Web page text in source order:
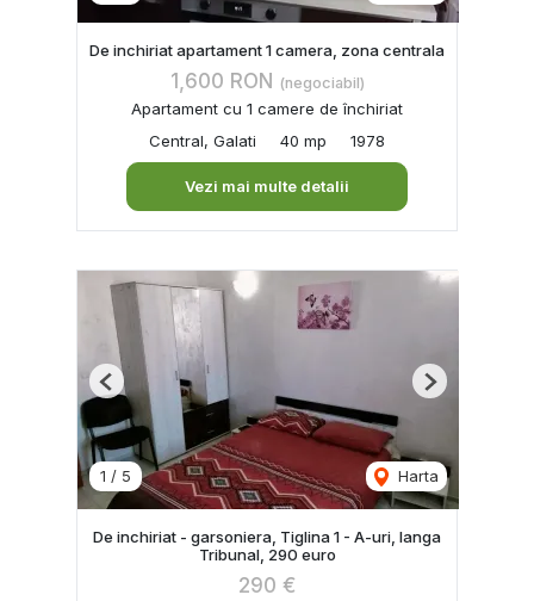
De inchiriat apartament 1 camera, zona centrala
1,600 RON (negociabil)
Apartament cu 1 camere de închiriat
Central, Galati
40 mp 1978
Vezi mai multe detalii
1 / 5 Harta
Previous Next
De inchiriat - garsoniera, Tiglina 1 - A-uri, langa
Tribunal, 290 euro
290 €